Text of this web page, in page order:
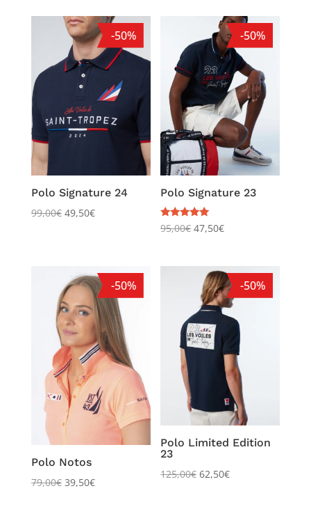
-50%
Polo Signature 24
99,00€ 49,50€
-50%
Polo Signature 23
Note
5.00
95,00€ 47,50€
-50%
Polo Notos
79,00€ 39,50€
-50%
Polo Limited Edition
23
125,00€ 62,50€